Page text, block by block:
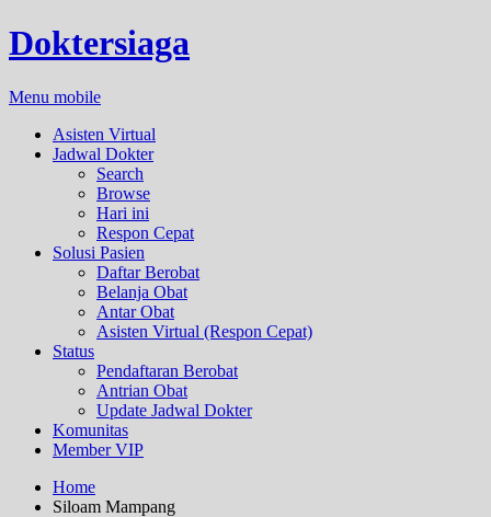
Doktersiaga
Menu mobile
Asisten Virtual
Jadwal Dokter
Search
Browse
Hari ini
Respon Cepat
Solusi Pasien
Daftar Berobat
Belanja Obat
Antar Obat
Asisten Virtual (Respon Cepat)
Status
Pendaftaran Berobat
Antrian Obat
Update Jadwal Dokter
Komunitas
Member VIP
Home
Siloam Mampang